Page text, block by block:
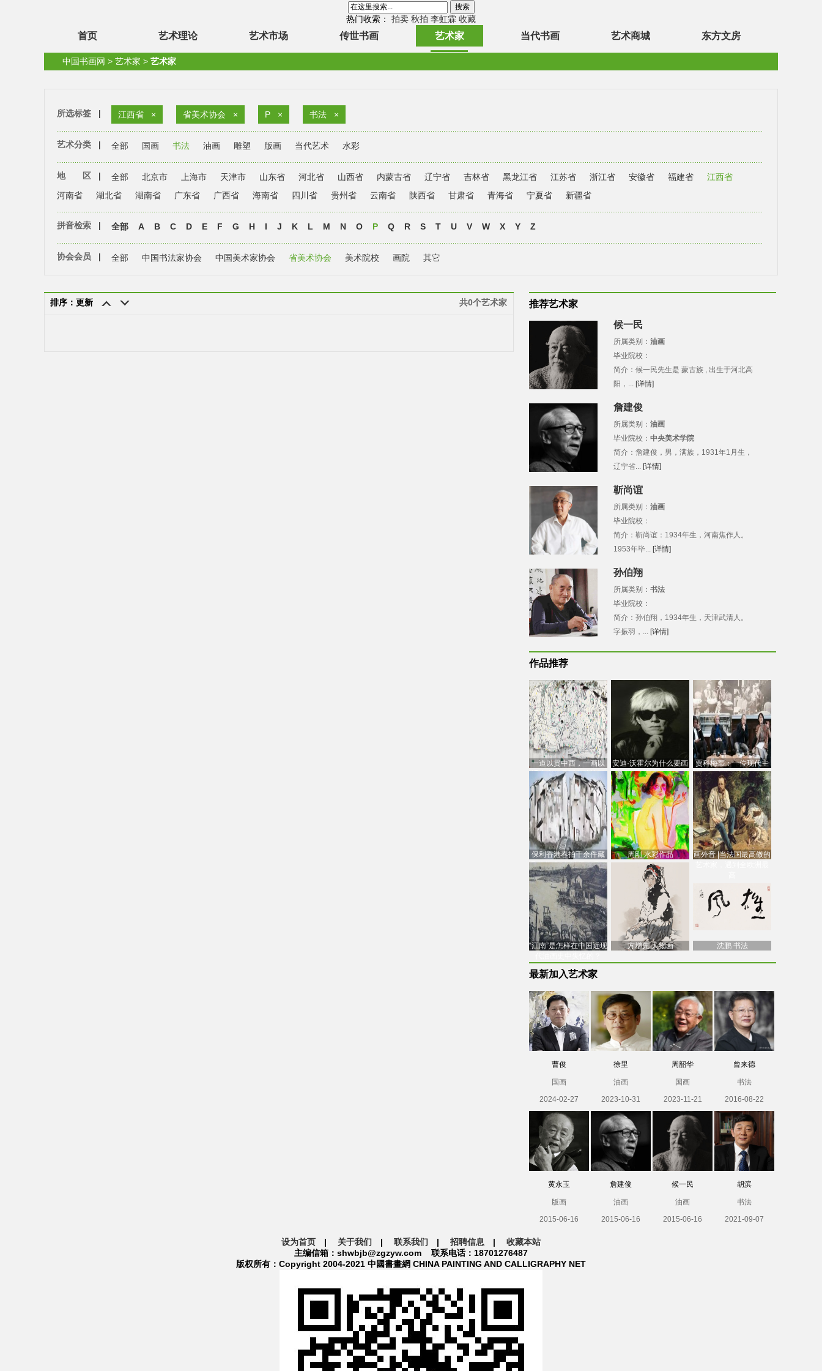
热门收索： 拍卖 秋拍 李虹霖 收藏
首页 艺术理论 艺术市场 传世书画 艺术家 当代书画 艺术商城 东方文房
中国书画网 > 艺术家 > 艺术家
所选标签 | 江西省 × 省美术协会 × P × 书法 ×
艺术分类 | 全部 国画 书法 油画 雕塑 版画 当代艺术 水彩
地 区 | 全部 北京市 上海市 天津市 山东省 河北省 山西省 内蒙古省 辽宁省 吉林省 黑龙江省 江苏省 浙江省 安徽省 福建省
江西省
河南省
湖北省 湖南省 广东省 广西省 海南省 四川省 贵州省 云南省 陕西省 甘肃省 青海省 宁夏省 新疆省
拼音检索 | 全部 A B C D E F G H I J K L M N O P Q R S T U V W X Y Z
协会会员 | 全部 中国书法家协会 中国美术家协会 省美术协会 美术院校 画院 其它
排序：更新 共0个艺术家 推荐艺术家
候一民
所属类别： 油画
毕业院校：
简介：候一民先生是 蒙古族 , 出生于河北高
阳，... [详情]
詹建俊
所属类别： 油画
毕业院校： 中央美术学院
简介：詹建俊，男，满族，1931年1月生，
辽宁省... [详情]
靳尚谊
所属类别： 油画
毕业院校：
简介：靳尚谊：1934年生，河南焦作人。
1953年毕... [详情]
孙伯翔
所属类别： 书法
毕业院校：
简介：孙伯翔，1934年生，天津武清人。
字振羽，... [详情]
作品推荐
一道以贯中西，一画以
通古今：吴冠中的绘画
创
安迪·沃霍尔为什么要画
芭比
贾科梅蒂：一位现代主
义的“当代”艺术家
保利香港春拍千余件藏
品估价逾7亿港元，吴冠
中
周刚 水彩作品
画外音 |当法国最高傲的
“江南”是怎样在中国近现
方增先 人物画 沈鹏 书法
最新加入艺术家
曹俊
国画
2024-02-27
徐里
油画
2023-10-31
周韶华
国画
2023-11-21
曾来德
书法
2016-08-22
黄永玉
版画
2015-06-16
詹建俊
油画
2015-06-16
候一民
油画
2015-06-16
胡滨
书法
2021-09-07
设为首页 | 关于我们 | 联系我们 | 招聘信息 | 收藏本站
主编信箱：shwbjb@zgzyw.com 联系电话：18701276487
版权所有：Copyright 2004-2021 中國書畫網 CHINA PAINTING AND CALLIGRAPHY NET